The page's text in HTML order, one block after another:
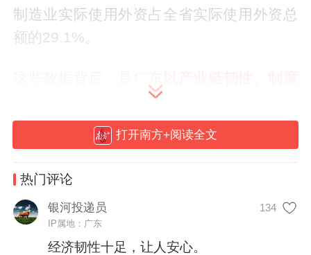
制造业实际使用外资占全省实际使用外资总
额的29.1%。
型开放、营商环境优越等优势，为全球产业
资本构建起的“强磁场”。
打开南方+阅读全文
热门评论
银河投递员 134
IP属地：广东
经济韧性十足，让人安心。